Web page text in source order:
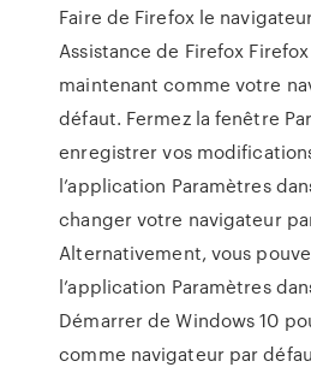
Faire de Firefox le
Assistance de Firefox
maintenant comme votre
défaut. Fermez la fenêtre
enregistrer vos
l’application Paramètres
changer votre navigateur
Alternativement, vous
l’application Paramètres
Démarrer de Windows 10
comme navigateur par